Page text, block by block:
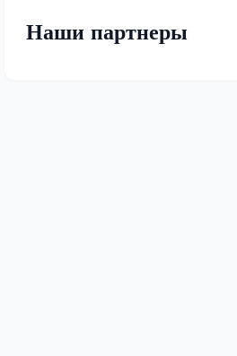
Наши партнеры